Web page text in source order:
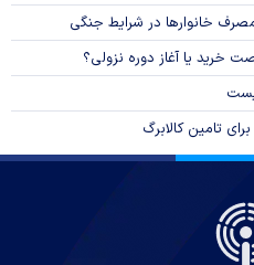
خانوار‌ها در شرایط جنگی